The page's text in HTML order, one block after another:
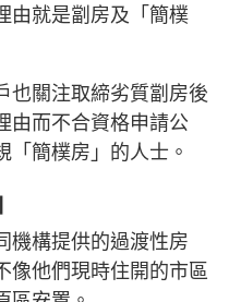
由就是劏房及「簡樸
也關注取締劣質劏房後
由而不合資格申請公
「簡樸房」的人士。
機構提供的過渡性房
像他們現時住開的市區